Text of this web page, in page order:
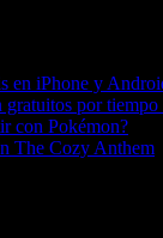
en iPhone y
gratuitos por
con Pokémon?
The Cozy Anthem